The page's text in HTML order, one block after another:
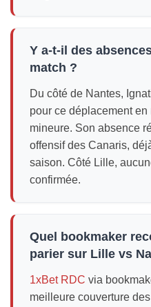
Y a-t-il des
match ?
Du côté de Nantes,
pour ce déplacement en
mineure. Son absence
offensif des Canaris,
saison. Côté Lille,
confirmée.
Quel bookmaker
parier sur Lille vs
1xBet RDC via
meilleure couverture